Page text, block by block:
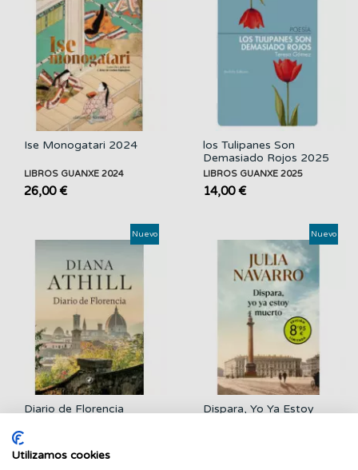
Ise Monogatari 2024
LIBROS GUANXE 2024
26,00 €
los Tulipanes Son
Demasiado Rojos 2025
LIBROS GUANXE 2025
14,00 €
Diario de Florencia
16,00 €
Nuevo
Dispara, Yo Ya Estoy
Nuevo
Utilizamos cookies